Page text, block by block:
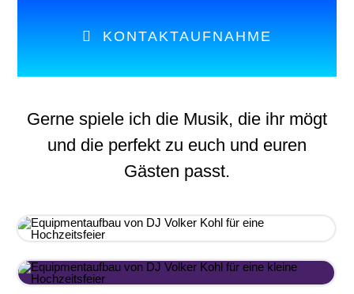
KONTAKTAUFNAHME
Gerne spiele ich die Musik, die ihr mögt
und die perfekt zu euch und euren
Gästen passt.